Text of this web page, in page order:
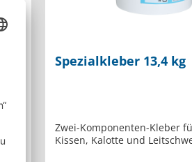
Spezialkleber 13,4 kg
Zwei-Komponenten-Kleber
Kissen, Kalotte und